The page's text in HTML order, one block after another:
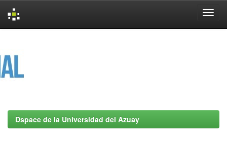
Dspace de la Universidad del Azuay